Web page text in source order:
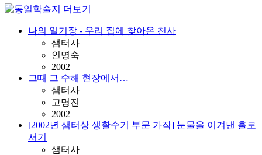
나의 일기장 - 우리 집에 찾아온 천사
샘터사
인명숙
2002
그때 그 수해 현장에서…
샘터사
고명진
2002
[2002년 샘터상 생활수기 부문 가작] 눈물을 이겨낸 홀로
서기
샘터사